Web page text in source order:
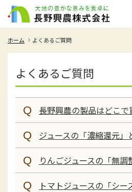
ホーム よくあるご質問
よくあるご質問
長野興農の製品はどこで
ジュースの「濃縮還元」
りんごジュースの「無
トマトジュースの「シ